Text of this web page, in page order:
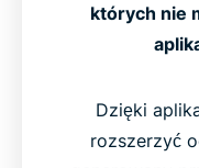
których nie
Dzięki
rozszerzyć